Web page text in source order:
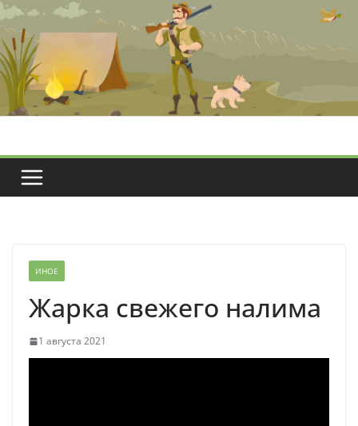
Перейти
содержимому
ИНОЕ
Жарка свежего налима
1 августа 2021